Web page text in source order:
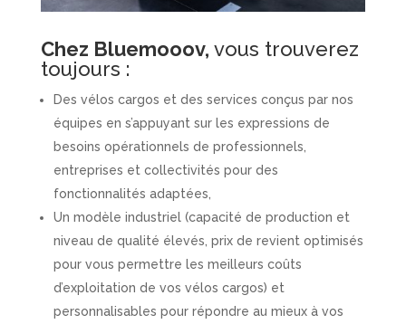
Chez Bluemooov, vous trouverez
toujours :
Des vélos cargos et des services conçus par nos
équipes en s’appuyant sur les expressions de
besoins opérationnels de professionnels,
entreprises et collectivités pour des
fonctionnalités adaptées,
Un modèle industriel (capacité de production et
niveau de qualité élevés, prix de revient optimisés
pour vous permettre les meilleurs coûts
d’exploitation de vos vélos cargos) et
personnalisables pour répondre au mieux à vos